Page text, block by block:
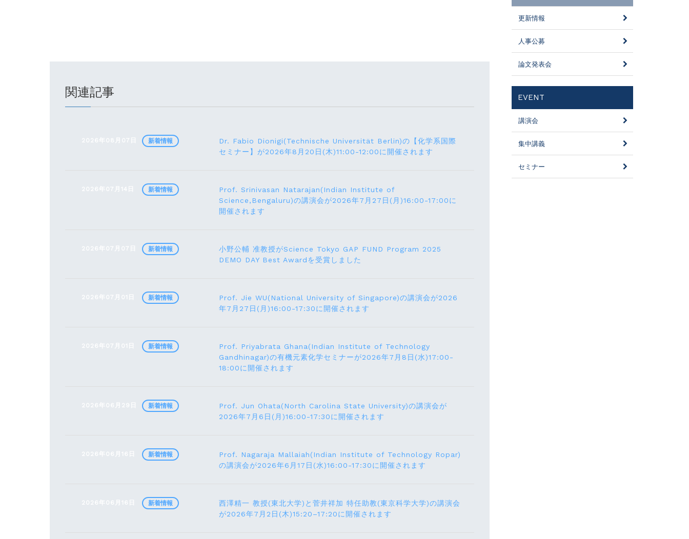
関連記事
2026年08月07日
Dr. Fabio Dionigi(Technische Universität Berlin)の【化学系国際
セミナー】が2026年8⽉20⽇(⽊)11:00-12:00に開催されます
新着情報
2026年07月14日
Prof. Srinivasan Natarajan(Indian Institute of
Science,Bengaluru)の講演会が2026年7月27⽇(月)16:00-17:00に
開催されます
新着情報
2026年07月07日
小野公輔 准教授がScience Tokyo GAP FUND Program 2025
DEMO DAY Best Awardを受賞しました
新着情報
2026年07月01日
Prof. Jie WU(National University of Singapore)の講演会が2026
年7月27日(月)16:00-17:30に開催されます
新着情報
2026年07月01日
Prof. Priyabrata Ghana(Indian Institute of Technology
Gandhinagar)の有機元素化学セミナーが2026年7月8日(水)17:00-
18:00に開催されます
新着情報
2026年06月29日
Prof. Jun Ohata(North Carolina State University)の講演会が
2026年7月6日(月)16:00-17:30に開催されます
新着情報
2026年06月16日
Prof. Nagaraja Mallaiah(Indian Institute of Technology Ropar)
の講演会が2026年6月17⽇(水)16:00-17:30に開催されます
新着情報
2026年06月16日
西澤精一 教授(東北大学)と菅井祥加 特任助教(東京科学大学)の講演会
が2026年7月2日(木)15:20–17:20に開催されます
新着情報
更新情報
人事公募
論文発表会
EVENT
講演会
集中講義
セミナー